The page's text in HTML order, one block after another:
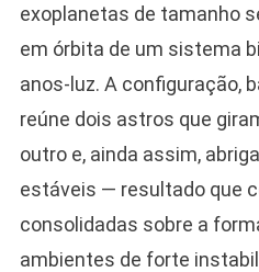
exoplanetas de tamanho
em órbita de um sistema
anos-luz. A configuração,
reúne dois astros que
outro e, ainda assim,
estáveis — resultado que
consolidadas sobre a
ambientes de forte